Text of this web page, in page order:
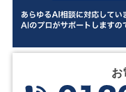
お